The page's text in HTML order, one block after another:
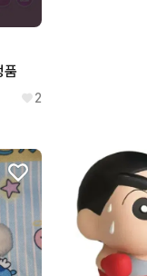
품
2